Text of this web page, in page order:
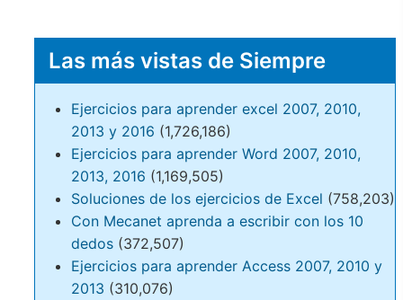
Las más vistas de Siempre
Ejercicios para aprender excel 2007, 2010,
2013 y 2016 (1,726,186)
Ejercicios para aprender Word 2007, 2010,
2013, 2016 (1,169,505)
Soluciones de los ejercicios de Excel (758,203)
Con Mecanet aprenda a escribir con los 10
dedos (372,507)
Ejercicios para aprender Access 2007, 2010 y
2013 (310,076)